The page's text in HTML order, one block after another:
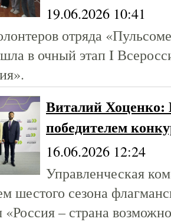
19.06.2026 10:41
отряда
в очный этап I
Виталий Хоценко:
победителем
16.06.2026 12:24
Управленческая
шестого сезона
– страна